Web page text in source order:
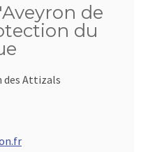
de
du
des Attizals